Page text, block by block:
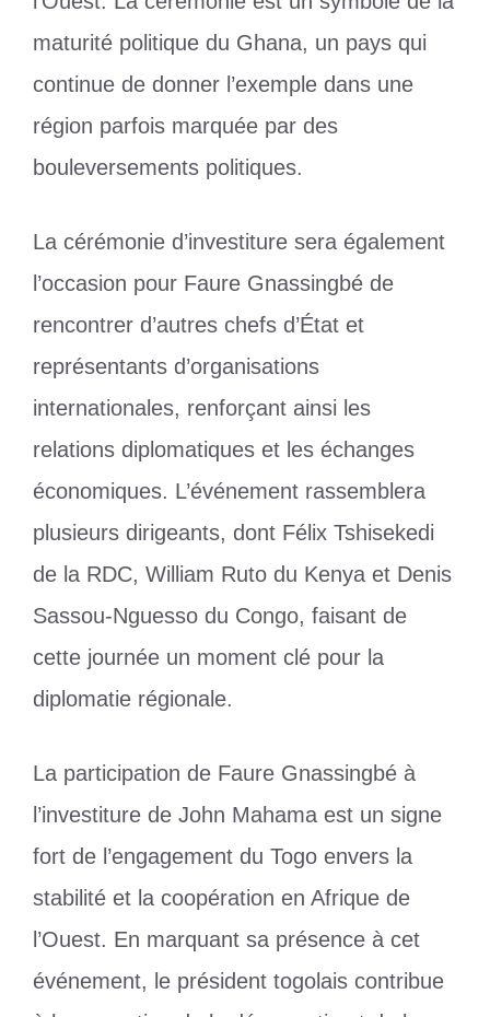
maturité politique du Ghana, un pays qui
continue de donner l’exemple dans une
région parfois marquée par des
bouleversements politiques.
La cérémonie d’investiture sera également
l’occasion pour Faure Gnassingbé de
rencontrer d’autres chefs d’État et
représentants d’organisations
internationales, renforçant ainsi les
relations diplomatiques et les échanges
économiques. L’événement rassemblera
plusieurs dirigeants, dont Félix Tshisekedi
de la RDC, William Ruto du Kenya et Denis
Sassou-Nguesso du Congo, faisant de
cette journée un moment clé pour la
diplomatie régionale.
La participation de Faure Gnassingbé à
l’investiture de John Mahama est un signe
fort de l’engagement du Togo envers la
stabilité et la coopération en Afrique de
l’Ouest. En marquant sa présence à cet
événement, le président togolais contribue